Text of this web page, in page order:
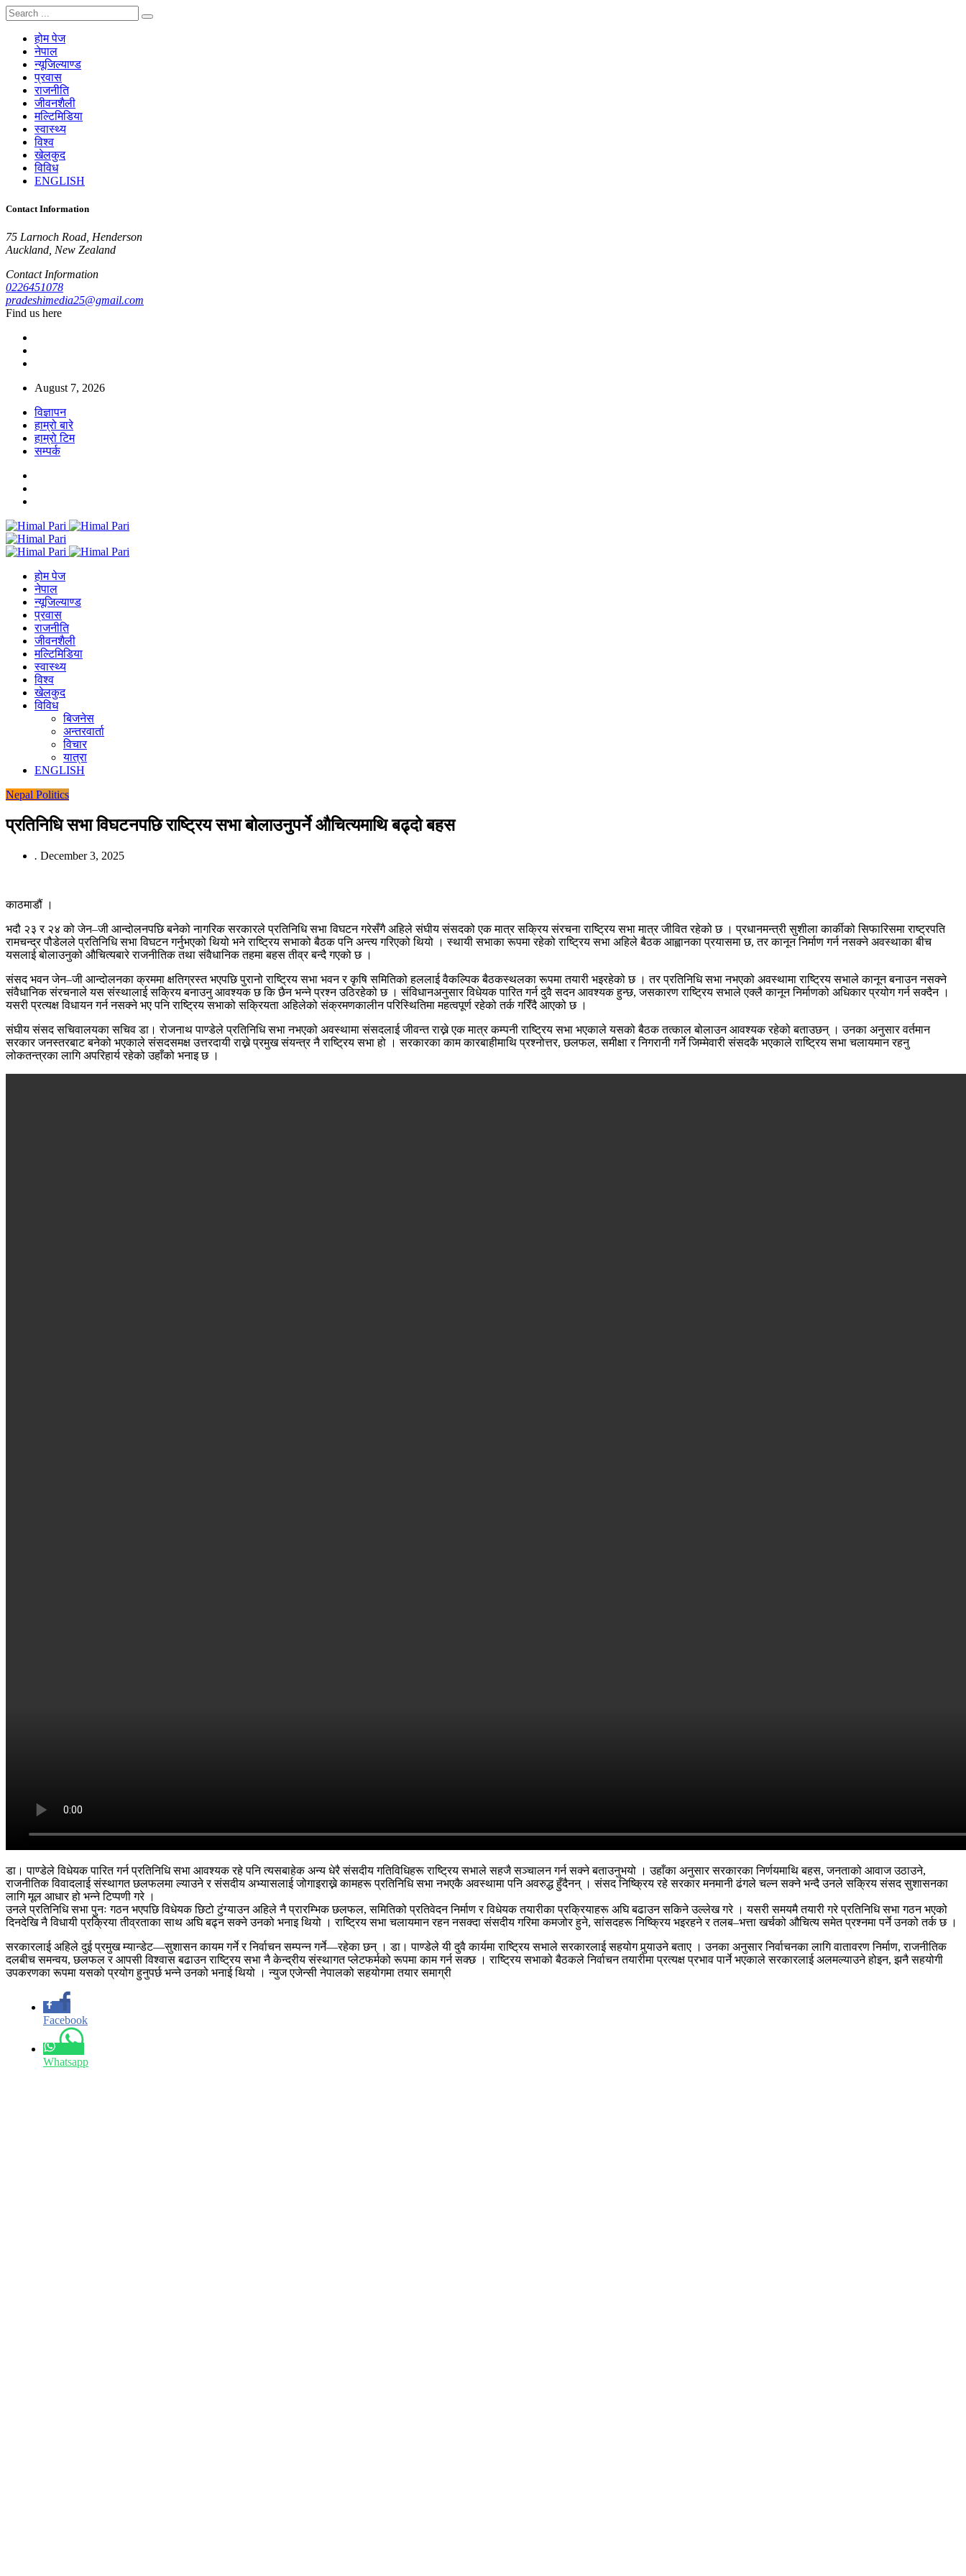
होम पेज
नेपाल
न्यूजिल्याण्ड
प्रवास
राजनीति
जीवनशैली
मल्टिमिडिया
स्वास्थ्य
विश्व
खेलकुद
विविध
ENGLISH
Contact Information
75 Larnoch Road, Henderson
Auckland, New Zealand
Contact Information
0226451078
pradeshimedia25@gmail.com
Find us here
August 7, 2026
विज्ञापन
हाम्रो बारे
हाम्रो टिम
सम्पर्क
होम पेज
नेपाल
न्यूजिल्याण्ड
प्रवास
राजनीति
जीवनशैली
मल्टिमिडिया
स्वास्थ्य
विश्व
खेलकुद
विविध
बिजनेस
अन्तरवार्ता
विचार
यात्रा
ENGLISH
Nepal Politics
प्रतिनिधि सभा विघटनपछि राष्ट्रिय सभा बोलाउनुपर्ने औचित्यमाथि बढ्दो बहस
. December 3, 2025
काठमाडौं ।
भदौ २३ र २४ को जेन–जी आन्दोलनपछि बनेको नागरिक सरकारले प्रतिनिधि सभा विघटन गरेसँगै अहिले संघीय संसदको एक मात्र सक्रिय संरचना राष्ट्रिय सभा मात्र जीवित रहेको छ । प्रधानमन्त्री सुशीला कार्कीको सिफारिसमा राष्ट्रपति
रामचन्द्र पौडेलले प्रतिनिधि सभा विघटन गर्नुभएको थियो भने राष्ट्रिय सभाको बैठक पनि अन्त्य गरिएको थियो । स्थायी सभाका रूपमा रहेको राष्ट्रिय सभा अहिले बैठक आह्वानका प्रयासमा छ, तर कानून निर्माण गर्न नसक्ने अवस्थाका बीच
यसलाई बोलाउनुको औचित्यबारे राजनीतिक तथा संवैधानिक तहमा बहस तीव्र बन्दै गएको छ ।
संसद भवन जेन–जी आन्दोलनका क्रममा क्षतिग्रस्त भएपछि पुरानो राष्ट्रिय सभा भवन र कृषि समितिको हललाई वैकल्पिक बैठकस्थलका रूपमा तयारी भइरहेको छ । तर प्रतिनिधि सभा नभएको अवस्थामा राष्ट्रिय सभाले कानून बनाउन नसक्ने
संवैधानिक संरचनाले यस संस्थालाई सक्रिय बनाउनु आवश्यक छ कि छैन भन्ने प्रश्न उठिरहेको छ । संविधानअनुसार विधेयक पारित गर्न दुवै सदन आवश्यक हुन्छ, जसकारण राष्ट्रिय सभाले एक्लै कानून निर्माणको अधिकार प्रयोग गर्न सक्दैन ।
यसरी प्रत्यक्ष विधायन गर्न नसक्ने भए पनि राष्ट्रिय सभाको सक्रियता अहिलेको संक्रमणकालीन परिस्थितिमा महत्वपूर्ण रहेको तर्क गरिँदै आएको छ ।
संघीय संसद सचिवालयका सचिव डा। रोजनाथ पाण्डेले प्रतिनिधि सभा नभएको अवस्थामा संसदलाई जीवन्त राख्ने एक मात्र कम्पनी राष्ट्रिय सभा भएकाले यसको बैठक तत्काल बोलाउन आवश्यक रहेको बताउछन् । उनका अनुसार वर्तमान
सरकार जनस्तरबाट बनेको भएकाले संसदसमक्ष उत्तरदायी राख्ने प्रमुख संयन्त्र नै राष्ट्रिय सभा हो । सरकारका काम कारबाहीमाथि प्रश्नोत्तर, छलफल, समीक्षा र निगरानी गर्ने जिम्मेवारी संसदकै भएकाले राष्ट्रिय सभा चलायमान रहनु
लोकतन्त्रका लागि अपरिहार्य रहेको उहाँको भनाइ छ ।
डा। पाण्डेले विधेयक पारित गर्न प्रतिनिधि सभा आवश्यक रहे पनि त्यसबाहेक अन्य धेरै संसदीय गतिविधिहरू राष्ट्रिय सभाले सहजै सञ्चालन गर्न सक्ने बताउनुभयो । उहाँका अनुसार सरकारका निर्णयमाथि बहस, जनताको आवाज उठाउने,
राजनीतिक विवादलाई संस्थागत छलफलमा ल्याउने र संसदीय अभ्यासलाई जोगाइराख्ने कामहरू प्रतिनिधि सभा नभएकै अवस्थामा पनि अवरुद्ध हुँदैनन् । संसद निष्क्रिय रहे सरकार मनमानी ढंगले चल्न सक्ने भन्दै उनले सक्रिय संसद सुशासनका
लागि मूल आधार हो भन्ने टिप्पणी गरे ।
उनले प्रतिनिधि सभा पुनः गठन भएपछि विधेयक छिटो टुंग्याउन अहिले नै प्रारम्भिक छलफल, समितिको प्रतिवेदन निर्माण र विधेयक तयारीका प्रक्रियाहरू अघि बढाउन सकिने उल्लेख गरे । यसरी समयमै तयारी गरे प्रतिनिधि सभा गठन भएको
दिनदेखि नै विधायी प्रक्रिया तीव्रताका साथ अघि बढ्न सक्ने उनको भनाइ थियो । राष्ट्रिय सभा चलायमान रहन नसक्दा संसदीय गरिमा कमजोर हुने, सांसदहरू निष्क्रिय भइरहने र तलब–भत्ता खर्चको औचित्य समेत प्रश्नमा पर्ने उनको तर्क छ ।
सरकारलाई अहिले दुई प्रमुख म्यान्डेट—सुशासन कायम गर्ने र निर्वाचन सम्पन्न गर्ने—रहेका छन् । डा। पाण्डेले यी दुवै कार्यमा राष्ट्रिय सभाले सरकारलाई सहयोग पुर्‍याउने बताए । उनका अनुसार निर्वाचनका लागि वातावरण निर्माण, राजनीतिक
दलबीच समन्वय, छलफल र आपसी विश्वास बढाउन राष्ट्रिय सभा नै केन्द्रीय संस्थागत प्लेटफर्मको रूपमा काम गर्न सक्छ । राष्ट्रिय सभाको बैठकले निर्वाचन तयारीमा प्रत्यक्ष प्रभाव पार्ने भएकाले सरकारलाई अलमल्याउने होइन, झनै सहयोगी
उपकरणका रूपमा यसको प्रयोग हुनुपर्छ भन्ने उनको भनाई थियो । न्युज एजेन्सी नेपालको सहयोगमा तयार समाग्री
Facebook
Whatsapp